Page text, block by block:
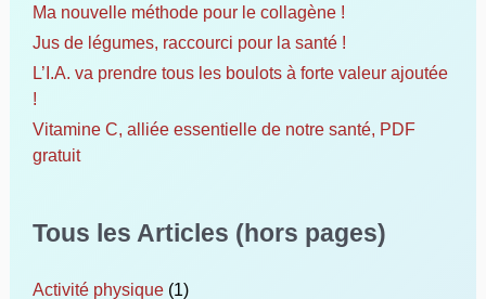
Ma nouvelle méthode pour le collagène !
Jus de légumes, raccourci pour la santé !
L’I.A. va prendre tous les boulots à forte valeur ajoutée
!
Vitamine C, alliée essentielle de notre santé, PDF
gratuit
Tous les Articles (hors pages)
Activité physique (1)